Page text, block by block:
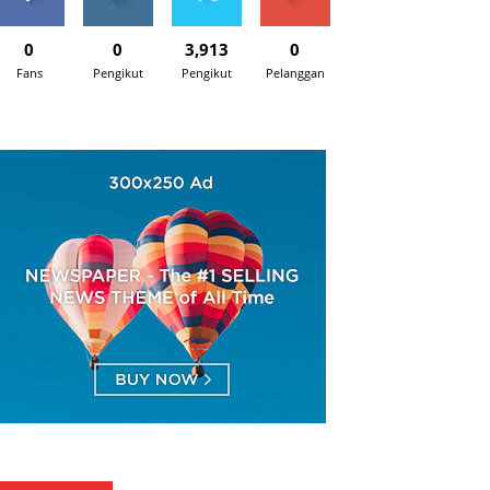
0
Fans
0
Pengikut
3,913
Pengikut
0
Pelanggan